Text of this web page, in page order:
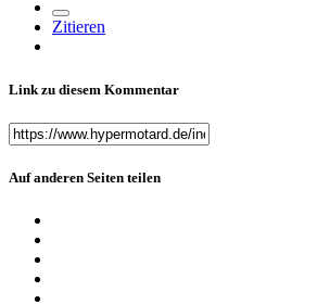
Zitieren
Link zu diesem Kommentar
Auf anderen Seiten teilen